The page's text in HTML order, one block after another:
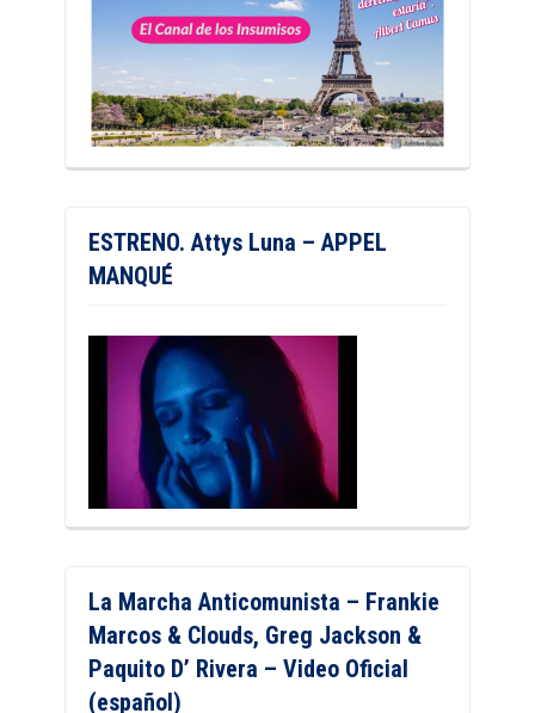
ESTRENO. Attys Luna – APPEL
MANQUÉ
La Marcha Anticomunista – Frankie
Marcos & Clouds, Greg Jackson &
Paquito D’ Rivera – Video Oficial
(español)